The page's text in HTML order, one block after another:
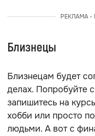
РЕКЛАМА
Близнецы
Близнецам будет
делах. Попробуйте
запишитесь на
хобби или просто
людьми. А вот с